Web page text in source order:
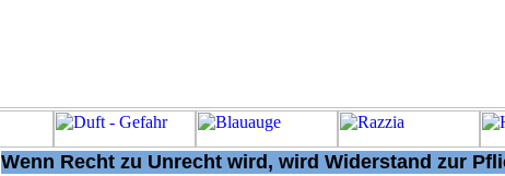
Wenn Recht zu Unrecht wird, wird Widerstand zur